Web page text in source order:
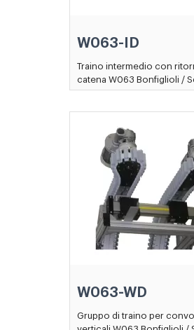
W063-ID
Traino intermedio con
catena W063 Bonfiglioli /
W063-WD
Gruppo di traino per